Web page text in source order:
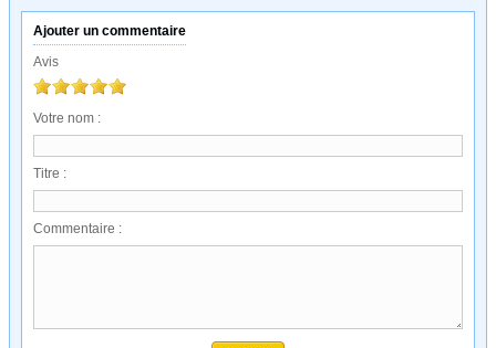
Ajouter un commentaire
Avis
Votre nom :
Titre :
Commentaire :